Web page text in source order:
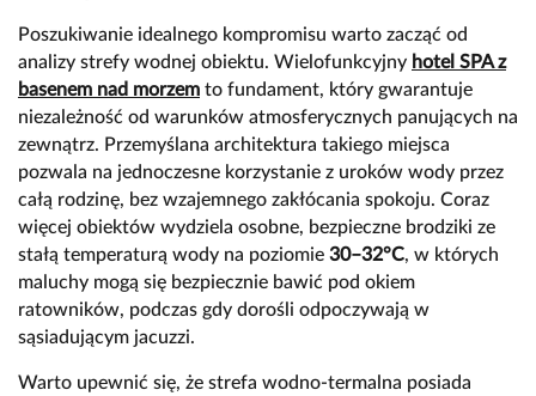
Poszukiwanie idealnego kompromisu warto zacząć od
analizy strefy wodnej obiektu. Wielofunkcyjny hotel SPA z
basenem nad morzem to fundament, który gwarantuje
niezależność od warunków atmosferycznych panujących na
zewnątrz. Przemyślana architektura takiego miejsca
pozwala na jednoczesne korzystanie z uroków wody przez
całą rodzinę, bez wzajemnego zakłócania spokoju. Coraz
więcej obiektów wydziela osobne, bezpieczne brodziki ze
stałą temperaturą wody na poziomie 30–32°C, w których
maluchy mogą się bezpiecznie bawić pod okiem
ratowników, podczas gdy dorośli odpoczywają w
sąsiadującym jacuzzi.
Warto upewnić się, że strefa wodno-termalna posiada